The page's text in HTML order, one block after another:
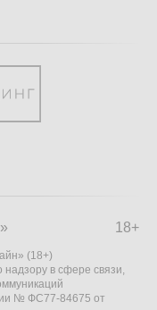
18+
(18+)
в сфере связи,
№ ФС77-84675 от